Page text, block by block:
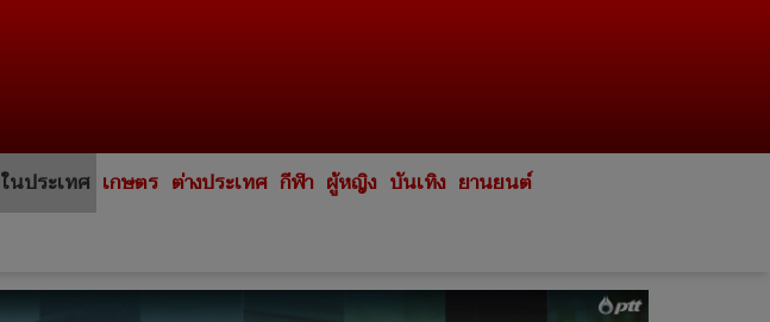
ในประเทศ เกษตร ต่างประเทศ กีฬา ผู้หญิง บันเทิง ยานยนต์